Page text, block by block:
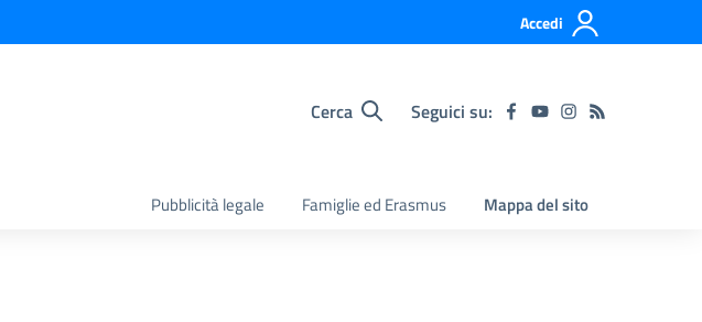
Accedi
Cerca Seguici su:
Pubblicità legale Famiglie ed Erasmus Mappa del sito